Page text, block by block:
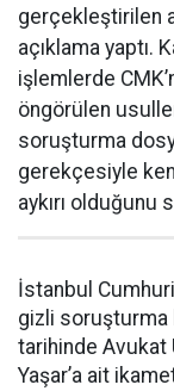
gerçekleştirilen
açıklama yaptı.
işlemlerde
öngörülen
soruşturma
gerekçesiyle
aykırı olduğunu
İstanbul
gizli soruşturma
tarihinde Avukat
Yaşar’a ait